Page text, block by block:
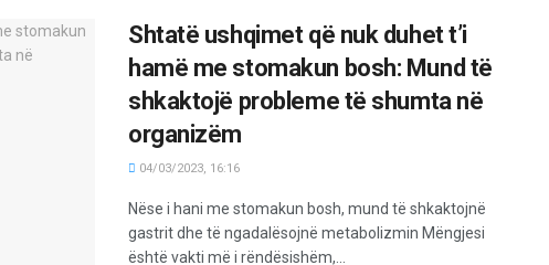
Shtatë ushqimet që nuk duhet t’i
hamë me stomakun bosh: Mund të
shkaktojë probleme të shumta në
organizëm
04/03/2023, 16:16
Nëse i hani me stomakun bosh, mund të shkaktojnë
gastrit dhe të ngadalësojnë metabolizmin Mëngjesi
është vakti më i rëndësishëm,...